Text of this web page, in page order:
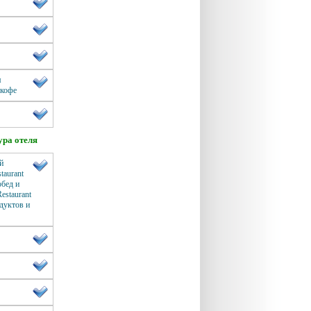
отеля
и
и